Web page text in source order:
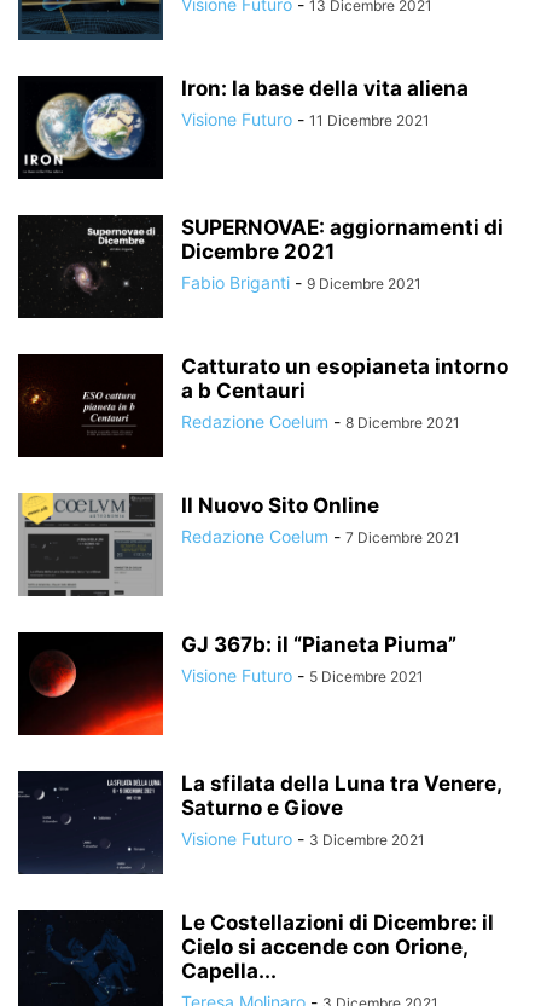
Visione Futuro - 13 Dicembre 2021
Iron: la base della vita aliena
Visione Futuro - 11 Dicembre 2021
SUPERNOVAE: aggiornamenti di
Dicembre 2021
Fabio Briganti - 9 Dicembre 2021
Catturato un esopianeta intorno
a b Centauri
Redazione Coelum - 8 Dicembre 2021
Il Nuovo Sito Online
Redazione Coelum - 7 Dicembre 2021
GJ 367b: il “Pianeta Piuma”
Visione Futuro - 5 Dicembre 2021
La sfilata della Luna tra Venere,
Saturno e Giove
Visione Futuro - 3 Dicembre 2021
Le Costellazioni di Dicembre: il
Cielo si accende con Orione,
Capella...
Teresa Molinaro -